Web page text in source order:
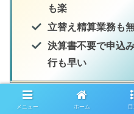
も楽
立替え精算業務も
決算書不要で申込
行も早い
メニュー ホーム